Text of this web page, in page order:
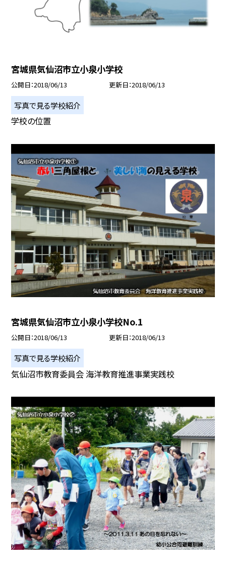
宮城県気仙沼市立小泉小学校
公開日 2018/06/13 更新日 2018/06/13
写真で見る学校紹介
学校の位置
宮城県気仙沼市立小泉小学校No.1
公開日 2018/06/13 更新日 2018/06/13
写真で見る学校紹介
気仙沼市教育委員会 海洋教育推進事業実践校